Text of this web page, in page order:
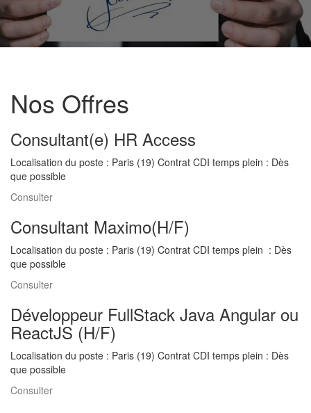
Nos Offres
Consultant(e) HR Access
Localisation du poste : Paris (19) Contrat CDI temps plein : Dès
que possible
Consulter
Consultant Maximo(H/F)
Localisation du poste : Paris (19) Contrat CDI temps plein : Dès
que possible
Consulter
Développeur FullStack Java Angular ou
ReactJS (H/F)
Localisation du poste : Paris (19) Contrat CDI temps plein : Dès
que possible
Consulter